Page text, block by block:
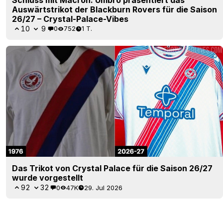
Auswärtstrikot der Blackburn Rovers für die Saison
26/27 – Crystal-Palace-Vibes
10 9 0 752 1 T.
Das Trikot von Crystal Palace für die Saison 26/27
wurde vorgestellt
92 32 0 47K 29. Jul 2026